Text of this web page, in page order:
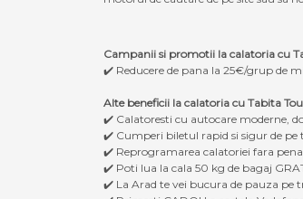
Campanii si promotii la calatoria cu
✔️ Reducere de pana la 25€/grup de
Alte beneficii la calatoria cu Tabita
✔️ Calatoresti cu autocare moderne,
✔️ Cumperi biletul rapid si sigur de pe
✔️ Reprogramarea calatoriei fara
✔️ Poti lua la cala 50 kg de bagaj
✔️ La Arad te vei bucura de pauza pe